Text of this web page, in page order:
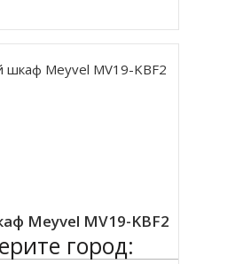
Meyvel MV19-KBF2
город: